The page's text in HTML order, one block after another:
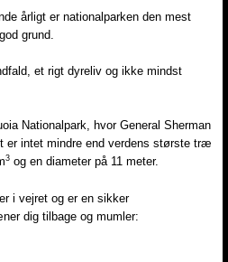
årligt er nationalparken den mest
grund.
et rigt dyreliv og ikke mindst
Nationalpark, hvor General Sherman
er intet mindre end verdens største træ
3 og en diameter på 11 meter.
i vejret og er en sikker
dig tilbage og mumler: